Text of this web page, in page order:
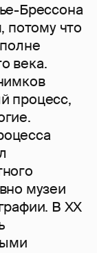
Брессона
потому что
века.
процесс,
музеи
В XX